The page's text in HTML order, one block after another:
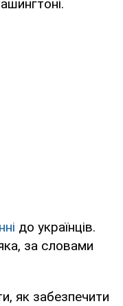
до українців.
за словами
як забезпечити